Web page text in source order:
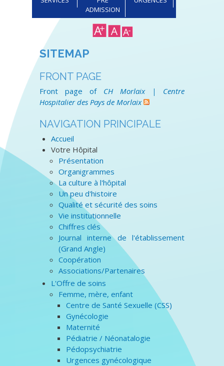
ADMISSION
SITEMAP
FRONT PAGE
Front page of CH Morlaix | Centre
Hospitalier des Pays de Morlaix
NAVIGATION PRINCIPALE
Accueil
Votre Hôpital
Présentation
Organigrammes
La culture à l'hôpital
Un peu d'histoire
Qualité et sécurité des soins
Vie institutionnelle
Chiffres clés
Journal interne de l'établissement
(Grand Angle)
Coopération
Associations/Partenaires
L'Offre de soins
Femme, mère, enfant
Centre de Santé Sexuelle (CSS)
Gynécologie
Maternité
Pédiatrie / Néonatalogie
Pédopsychiatrie
Urgences gynécologique